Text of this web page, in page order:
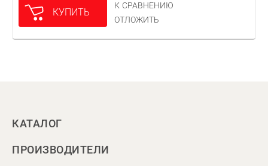
КУПИТЬ
К СРАВНЕНИЮ
ОТЛОЖИТЬ
КАТАЛОГ
ПРОИЗВОДИТЕЛИ